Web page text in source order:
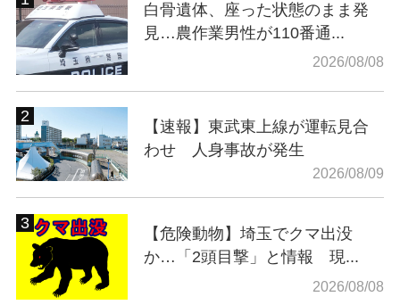
白骨遺体、座った状態のまま発
見…農作業男性が110番通...
2026/08/08
【速報】東武東上線が運転見合
わせ 人身事故が発生
2026/08/09
【危険動物】埼玉でクマ出没
か…「2頭目撃」と情報 現...
2026/08/08